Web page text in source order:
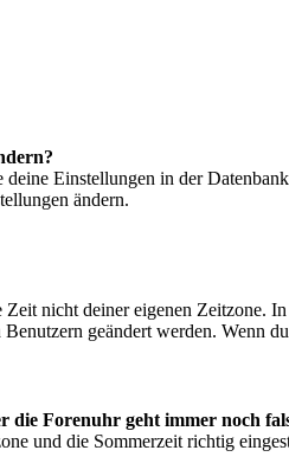
Einstellungen in der
ändern.
nicht deiner eigenen Zeitzone.
geändert werden. Wenn
die Forenuhr geht immer noch
und die Sommerzeit richtig